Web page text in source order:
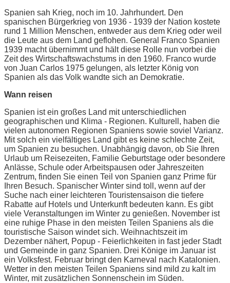
Spanien sah Krieg, noch im 10. Jahrhundert. Den
spanischen Bürgerkrieg von 1936 - 1939 der Nation kostete
rund 1 Million Menschen, entweder aus dem Krieg oder weil
die Leute aus dem Land geflohen. General Franco Spanien
1939 macht übernimmt und hält diese Rolle nun vorbei die
Zeit des Wirtschaftswachstums in den 1960. Franco wurde
von Juan Carlos 1975 gelungen, als letzter König von
Spanien als das Volk wandte sich an Demokratie.
Wann reisen
Spanien ist ein großes Land mit unterschiedlichen
geographischen und Klima - Regionen. Kulturell, haben die
vielen autonomen Regionen Spaniens sowie soviel Varianz.
Mit solch ein vielfältiges Land gibt es keine schlechte Zeit,
um Spanien zu besuchen. Unabhängig davon, ob Sie Ihren
Urlaub um Reisezeiten, Familie Geburtstage oder besondere
Anlässe, Schule oder Arbeitspausen oder Jahreszeiten
Zentrum, finden Sie einen Teil von Spanien ganz Prime für
Ihren Besuch. Spanischer Winter sind toll, wenn auf der
Suche nach einer leichteren Touristensaison die tiefere
Rabatte auf Hotels und Unterkunft bedeuten kann. Es gibt
viele Veranstaltungen im Winter zu genießen. November ist
eine ruhige Phase in den meisten Teilen Spaniens als die
touristische Saison windet sich. Weihnachtszeit im
Dezember nähert, Popup - Feierlichkeiten in fast jeder Stadt
und Gemeinde in ganz Spanien. Drei Könige im Januar ist
ein Volksfest. Februar bringt den Karneval nach Katalonien.
Wetter in den meisten Teilen Spaniens sind mild zu kalt im
Winter, mit zusätzlichen Sonnenschein im Süden.